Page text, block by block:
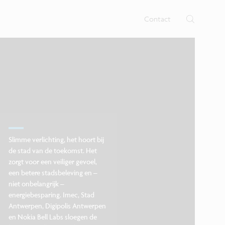
Contact
Slimme verlichting, het hoort bij
de stad van de toekomst. Het
zorgt voor een veiliger gevoel,
een betere stadsbeleving en –
niet onbelangrijk –
energiebesparing. Imec, Stad
Antwerpen, Digipolis Antwerpen
en Nokia Bell Labs sloegen de